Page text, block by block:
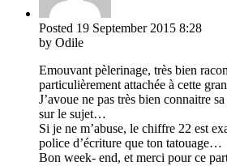
Posted 19 September 2015 8:28
by Odile
Emouvant pèlerinage, très bien
particulièrement attachée à cette
J’avoue ne pas très bien connaitre
sur le sujet…
Si je ne m’abuse, le chiffre 22 est
police d’écriture que ton tatouage…
Bon week- end, et merci pour ce